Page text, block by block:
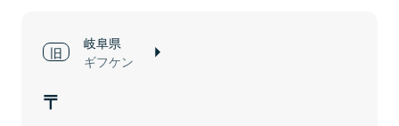
岐阜県
ギフケン